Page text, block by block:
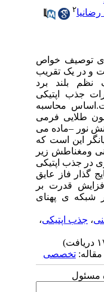
۲
توصیف خواص
و در یک تقریب
بلند برد
جذب اپتیکی
محاسبه
طلایی فرمی
نور –ماده می
این است که
ومغناطش زیر
جذب اپتیکی
گذار فاز عایق
قدرت بر
ی پهنای
،جذب اپتیکی،
تخصصی
مسئول